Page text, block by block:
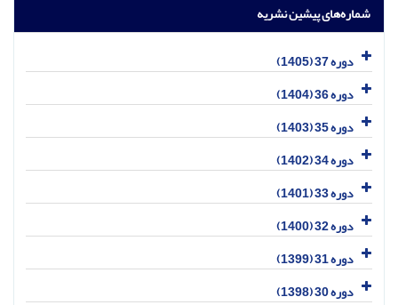
شماره‌های پیشین نشریه
دوره 37 (1405)
دوره 36 (1404)
دوره 35 (1403)
دوره 34 (1402)
دوره 33 (1401)
دوره 32 (1400)
دوره 31 (1399)
دوره 30 (1398)